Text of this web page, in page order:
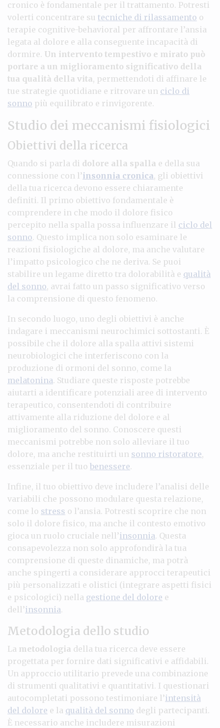
cronico è fondamentale per il trattamento. Potresti
volerti concentrare su tecniche di rilassamento o
terapie cognitive-behavioral per affrontare l’ansia
legata al dolore e alla conseguente incapacità di
dormire. Un intervento tempestivo e mirato può
portare a un miglioramento significativo della
tua qualità della vita, permettendoti di affinare le
tue strategie quotidiane e ritrovare un ciclo di
sonno più equilibrato e rinvigorente.
Studio dei meccanismi fisiologici
Obiettivi della ricerca
Quando si parla di dolore alla spalla e della sua
connessione con l’insonnia cronica, gli obiettivi
della tua ricerca devono essere chiaramente
definiti. Il primo obiettivo fondamentale è
comprendere in che modo il dolore fisico
percepito nella spalla possa influenzare il ciclo del
sonno. Questo implica non solo esaminare le
reazioni fisiologiche al dolore, ma anche valutare
l’impatto psicologico che ne deriva. Se puoi
stabilire un legame diretto tra dolorabilità e qualità
del sonno, avrai fatto un passo significativo verso
la comprensione di questo fenomeno.
In secondo luogo, uno degli obiettivi è anche
indagare i meccanismi neurochimici sottostanti. È
possibile che il dolore alla spalla attivi sistemi
neurobiologici che interferiscono con la
produzione di ormoni del sonno, come la
melatonina. Studiare queste risposte potrebbe
aiutarti a identificare potenziali aree di intervento
terapeutico, consentendoti di contribuire
attivamente alla riduzione del dolore e al
miglioramento del sonno. Conoscere questi
meccanismi potrebbe non solo alleviare il tuo
dolore, ma anche restituirti un sonno ristoratore,
essenziale per il tuo benessere.
Infine, il tuo obiettivo deve includere l’analisi delle
variabili che possono modulare questa relazione,
come lo stress o l’ansia. Potresti scoprire che non
solo il dolore fisico, ma anche il contesto emotivo
gioca un ruolo cruciale nell’insonnia. Questa
consapevolezza non solo approfondirà la tua
comprensione di queste dinamiche, ma potrà
anche spingerti a considerare approcci terapeutici
più personalizzati e olistici (integrare aspetti fisici
e psicologici) nella gestione del dolore e
dell’insonnia.
Metodologia dello studio
La metodologia della tua ricerca deve essere
progettata per fornire dati significativi e affidabili.
Un approccio utilitario prevede una combinazione
di strumenti qualitativi e quantitativi. I questionari
autocompletati possono testimoniare l’intensità
del dolore e la qualità del sonno degli partecipanti.
È necessario anche includere misurazioni